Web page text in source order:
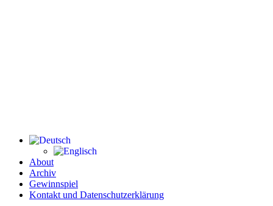
About
Archiv
Gewinnspiel
Kontakt und Datenschutzerklärung